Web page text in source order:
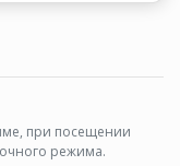
при посещении
режима.